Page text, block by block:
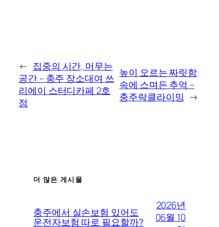
← 집중의 시간, 머무는
공간 – 충주 장소대여 쓰
리에이 스터디카페 2호
점
높이 오르는 짜릿함
속에 스며든 추억 –
충주락클라이밍 →
더 많은 게시물
충주에서 실손보험 있어도
운전자보험 따로 필요할까?
2026년
06월 10